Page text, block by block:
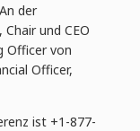
der
und CEO
Officer von
Officer,
ist +1-877-